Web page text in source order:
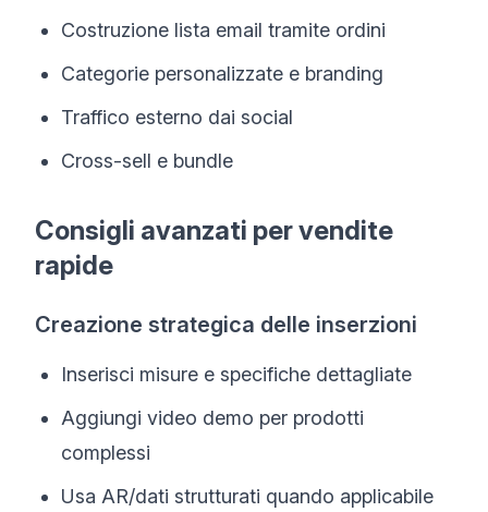
Costruzione lista email tramite ordini
Categorie personalizzate e branding
Traffico esterno dai social
Cross-sell e bundle
Consigli avanzati per vendite
rapide
Creazione strategica delle inserzioni
Inserisci misure e specifiche dettagliate
Aggiungi video demo per prodotti
complessi
Usa AR/dati strutturati quando applicabile